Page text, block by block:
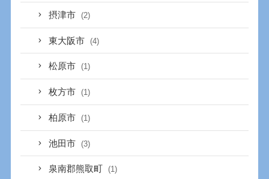
摂津市 (2)
東大阪市 (4)
松原市 (1)
枚方市 (1)
柏原市 (1)
池田市 (3)
泉南郡熊取町 (1)